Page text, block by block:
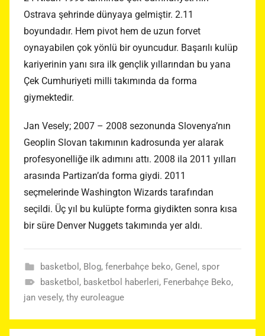
Ostrava şehrinde dünyaya gelmiştir. 2.11
boyundadır. Hem pivot hem de uzun forvet
oynayabilen çok yönlü bir oyuncudur. Başarılı kulüp
kariyerinin yanı sıra ilk gençlik yıllarından bu yana
Çek Cumhuriyeti milli takımında da forma
giymektedir.
Jan Vesely; 2007 – 2008 sezonunda Slovenya’nın
Geoplin Slovan takımının kadrosunda yer alarak
profesyonelliğe ilk adımını attı. 2008 ila 2011 yılları
arasında Partizan’da forma giydi. 2011
seçmelerinde Washington Wizards tarafından
seçildi. Üç yıl bu kulüpte forma giydikten sonra kısa
bir süre Denver Nuggets takımında yer aldı.
basketbol , Blog, fenerbahçe beko, Genel , spor
basketbol , basketbol haberleri, Fenerbahçe Beko,
jan vesely, thy euroleague